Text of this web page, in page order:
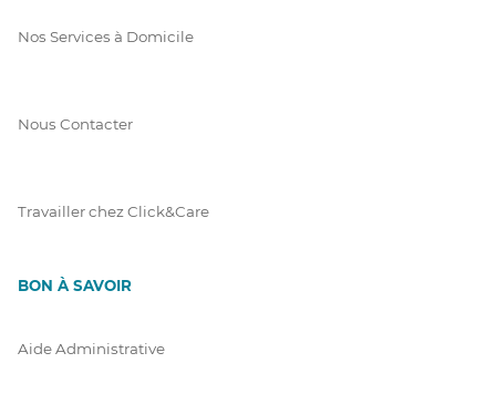
Nos Services à Domicile
Nous Contacter
Travailler chez Click&Care
BON À SAVOIR
Aide Administrative